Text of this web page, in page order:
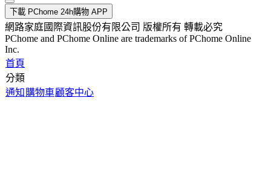
下載 PChome 24h購物 APP
網路家庭國際資訊股份有限公司 版權所有 轉載必究
PChome and PChome Online are trademarks of PChome Online
Inc.
首頁
分類
通知 購物車顧客中心